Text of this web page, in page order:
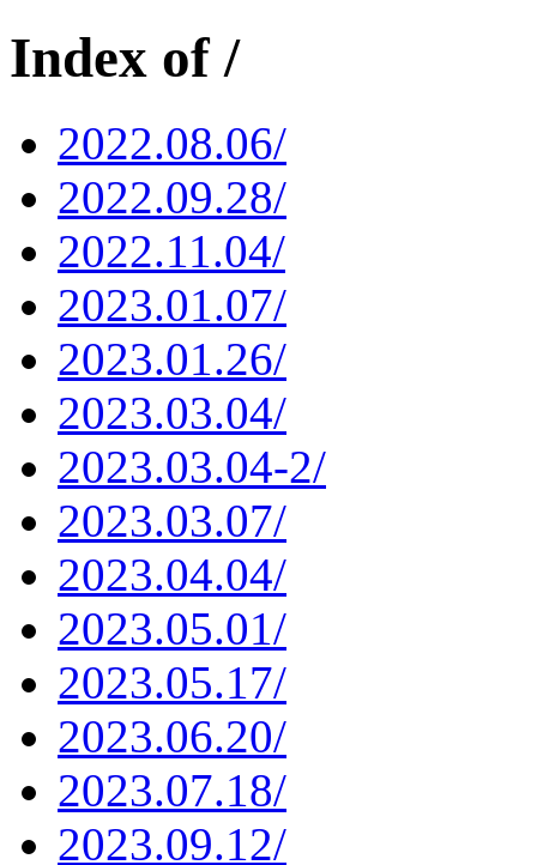
Index of /
2022.08.06/
2022.09.28/
2022.11.04/
2023.01.07/
2023.01.26/
2023.03.04/
2023.03.04-2/
2023.03.07/
2023.04.04/
2023.05.01/
2023.05.17/
2023.06.20/
2023.07.18/
2023.09.12/